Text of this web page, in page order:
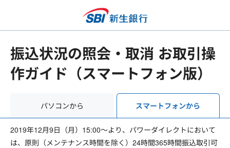
振込状況の照会・取消 お取引操
作ガイド（スマートフォン版）
パソコンから スマートフォンから
2019年12月9日（月）15:00～より、パワーダイレクトにおいて
は、原則（メンテナンス時間を除く）24時間365時間振込取引可